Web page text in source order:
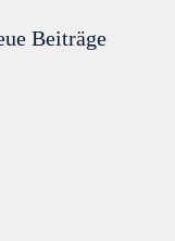
Beiträge